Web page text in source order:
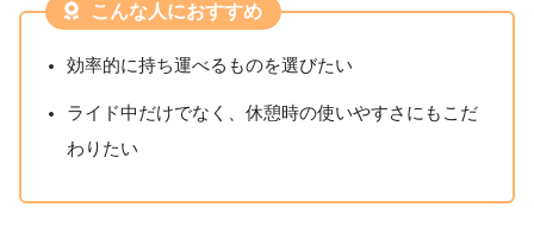
こんな人におすすめ
効率的に持ち運べるものを選びたい
ライド中だけでなく、休憩時の使いやすさにもこだ
わりたい